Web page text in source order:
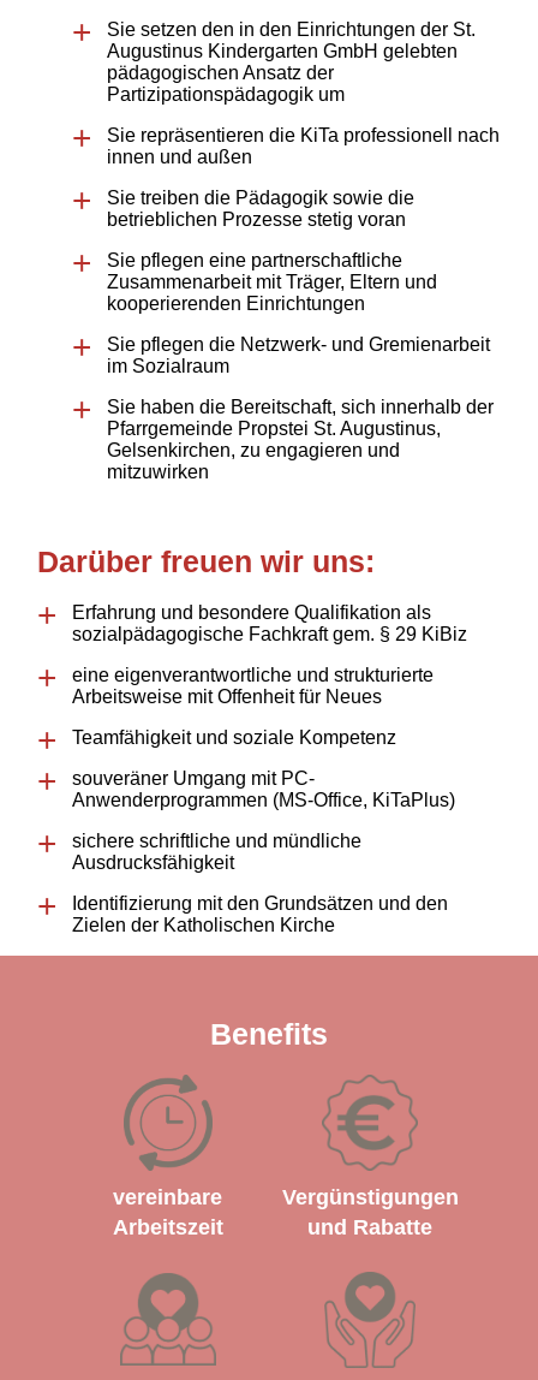
Sie setzen den in den Einrichtungen der St.
Augustinus Kindergarten GmbH gelebten
pädagogischen Ansatz der
Partizipationspädagogik um
Sie repräsentieren die KiTa professionell nach
innen und außen
Sie treiben die Pädagogik sowie die
betrieblichen Prozesse stetig voran
Sie pflegen eine partnerschaftliche
Zusammenarbeit mit Träger, Eltern und
kooperierenden Einrichtungen
Sie pflegen die Netzwerk- und Gremienarbeit
im Sozialraum
Sie haben die Bereitschaft, sich innerhalb der
Pfarrgemeinde Propstei St. Augustinus,
Gelsenkirchen, zu engagieren und
mitzuwirken
Darüber freuen wir uns:
Erfahrung und besondere Qualifikation als
sozialpädagogische Fachkraft gem. § 29 KiBiz
eine eigenverantwortliche und strukturierte
Arbeitsweise mit Offenheit für Neues
Teamfähigkeit und soziale Kompetenz
souveräner Umgang mit PC-
Anwenderprogrammen (MS-Office, KiTaPlus)
sichere schriftliche und mündliche
Ausdrucksfähigkeit
Identifizierung mit den Grundsätzen und den
Zielen der Katholischen Kirche
Benefits
vereinbare
Arbeitszeit
Vergünstigungen
und Rabatte